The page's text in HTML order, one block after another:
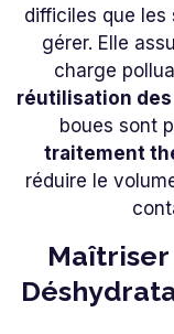
difficiles que les
gérer. Elle
charge
réutilisation des
boues sont
traitement
réduire le
Maîtriser